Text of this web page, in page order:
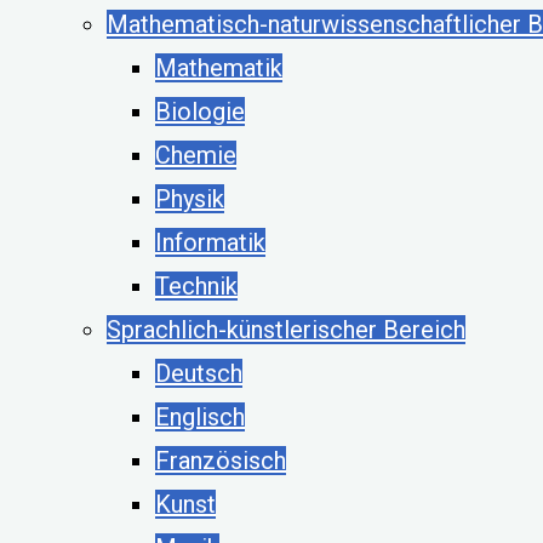
Mathematisch-naturwissenschaftlicher
Mathematik
Biologie
Chemie
Physik
Informatik
Technik
Sprachlich-künstlerischer Bereich
Deutsch
Englisch
Französisch
Kunst